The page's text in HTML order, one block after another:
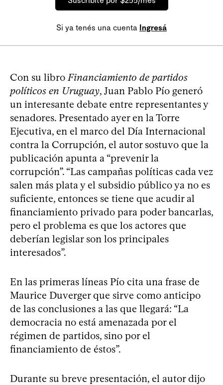
Si ya tenés una cuenta Ingresá
Con su libroFinanciamiento de partidos
políticos en Uruguay, Juan Pablo Pío generó
un interesante debate entre representantes y
senadores. Presentado ayer en la Torre
Ejecutiva, en el marco del Día Internacional
contra la Corrupción, el autor sostuvo que la
publicación apunta a “prevenir la
corrupción”. “Las campañas políticas cada vez
salen más plata y el subsidio público ya no es
suficiente, entonces se tiene que acudir al
financiamiento privado para poder bancarlas,
pero el problema es que los actores que
deberían legislar son los principales
interesados”.
En las primeras líneas Pío cita una frase de
Maurice Duverger que sirve como anticipo
de las conclusiones a las que llegará: “La
democracia no está amenazada por el
régimen de partidos, sino por el
financiamiento de éstos”.
Durante su breve presentación, el autor dijo